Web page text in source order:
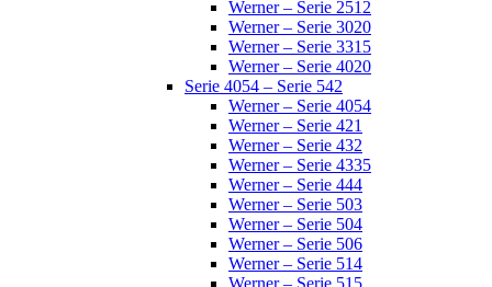
Werner – Serie 2512
Werner – Serie 3020
Werner – Serie 3315
Werner – Serie 4020
Serie 4054 – Serie 542
Werner – Serie 4054
Werner – Serie 421
Werner – Serie 432
Werner – Serie 4335
Werner – Serie 444
Werner – Serie 503
Werner – Serie 504
Werner – Serie 506
Werner – Serie 514
Werner – Serie 515